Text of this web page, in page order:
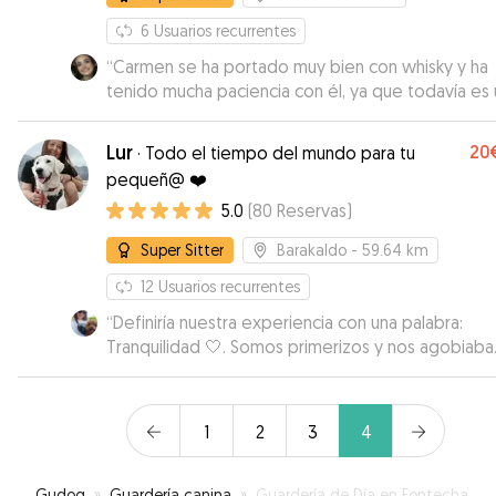
6 Usuarios recurrentes
“Carmen se ha portado muy bien con whisky y ha
tenido mucha paciencia con él, ya que todavía es
poco reactivo y era la primera vez que se
con alguien ajeno a su entorno. Muy agradecida! ”
Lur · Todo el tiempo del mundo para tu
pequeñ@ ❤️
5.0 (80 Reservas)
Super Sitter Barakaldo - 59.64 km
12 Usuarios recurrentes
“Definiría nuestra experiencia con una palabra:
Tranquilidad 🤍. Somos primerizos y nos agobiaba
mucho el tema, pero hemos tenido demasiada
de mimos y con una familia que sabe lo que hace y
además lo hace con gusto y cariño. Nos han
1 2 3 4